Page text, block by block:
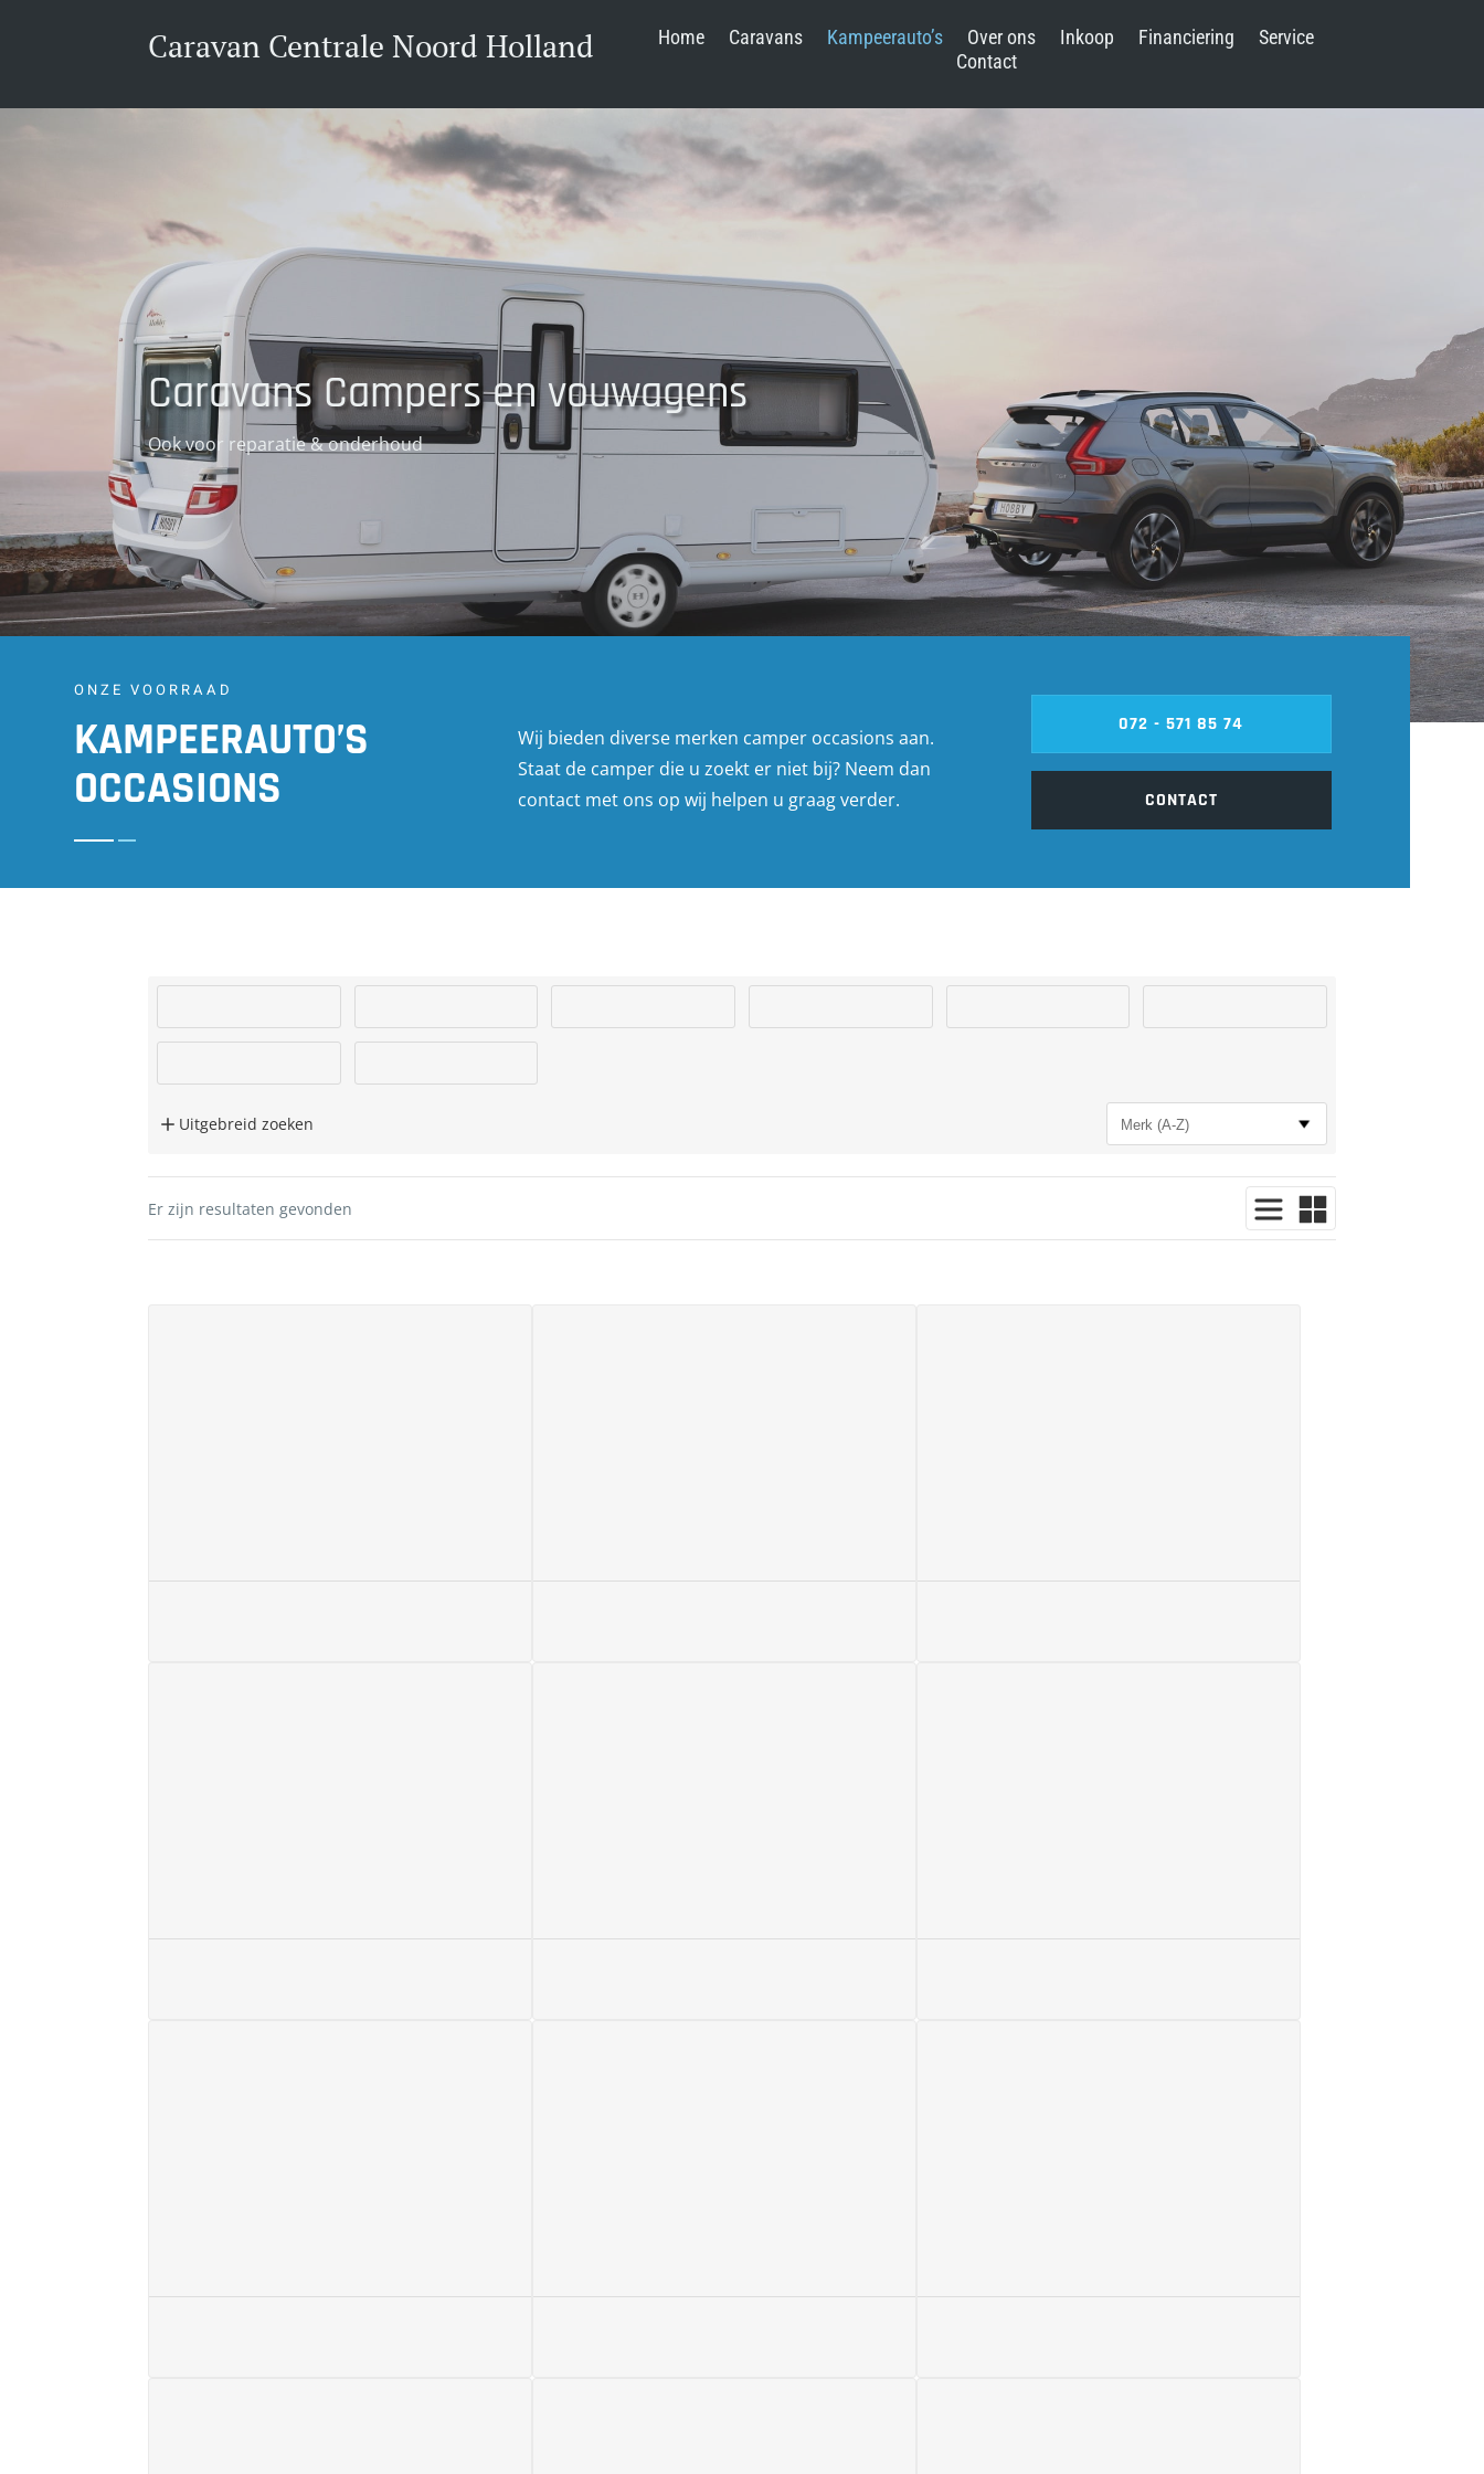
Caravan Centrale Noord Holland Home Caravans Kampeerauto’s Over ons Inkoop Financiering
Service
Contact
Caravans Campers en vouwagens
Ook voor reparatie & onderhoud
ONZE VOORRAAD
KAMPEERAUTO’S
OCCASIONS
Wij bieden diverse merken camper occasions aan.
Staat de camper die u zoekt er niet bij? Neem dan
contact met ons op wij helpen u graag verder.
072 - 571 85 74
CONTACT
Uitgebreid zoeken
Er zijn resultaten gevonden